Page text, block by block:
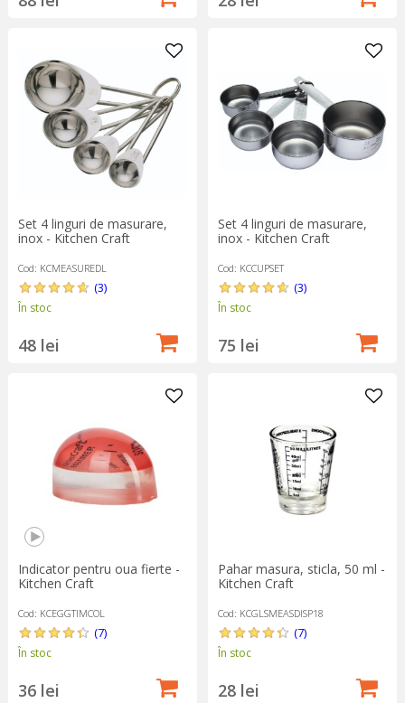
Set 4 linguri de masurare,
inox - Kitchen Craft
Cod: KCMEASUREDL
(3)
În stoc
48 lei
Set 4 linguri de masurare,
inox - Kitchen Craft
Cod: KCCUPSET
(3)
În stoc
75 lei
Indicator pentru oua fierte -
Kitchen Craft
Cod: KCEGGTIMCOL
(7)
În stoc
36 lei
Pahar masura, sticla, 50 ml -
Kitchen Craft
Cod: KCGLSMEASDISP18
(7)
În stoc
28 lei